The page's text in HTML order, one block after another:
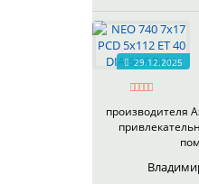
408
410
411
414
417
72,6
73,1
74,1
75.1
78.1
SL
W
WB
WD
29.12.2025
производителя